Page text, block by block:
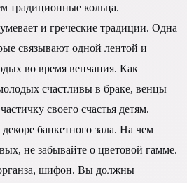
традиционные кольца.
и греческие традиции. Одна
связывают одной лентой и
во время венчания. Как
счастливы в браке, венцы
своего счастья детям.
банкетного зала. На чем
не забывайте о цветовой гамме.
шифон. Вы должны